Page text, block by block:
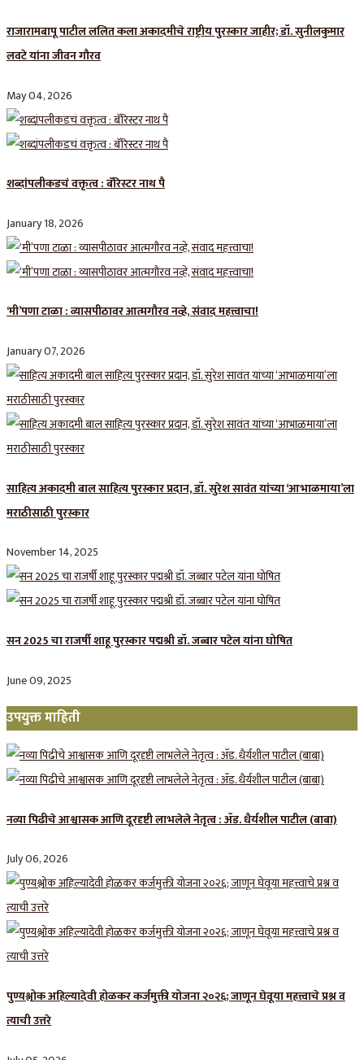
राजारामबापू पाटील ललित कला अकादमीचे राष्ट्रीय पुरस्कार जाहीर; डॉ. सुनीलकुमार
लवटे यांना जीवन गौरव
May 04, 2026
शब्दांपलीकडचं वक्तृत्व : बॅरिस्टर नाथ पै
January 18, 2026
‘मी’पणा टाळा : व्यासपीठावर आत्मगौरव नव्हे, संवाद महत्त्वाचा!
January 07, 2026
साहित्य अकादमी बाल साहित्य पुरस्कार प्रदान, डॉ. सुरेश सावंत यांच्या ‘आभाळमाया’ला
मराठीसाठी पुरस्कार
November 14, 2025
सन 2025 चा राजर्षी शाहू पुरस्कार प‌द्मश्री डॉ. जब्बार पटेल यांना घोषित
June 09, 2025
उपयुक्त माहिती
नव्या पिढीचे आश्वासक आणि दूरदृष्टी लाभलेले नेतृत्व : ॲड. धैर्यशील पाटील (बाबा)
July 06, 2026
पुण्यश्लोक अहिल्यादेवी होळकर कर्जमुक्ती योजना २०२६; जाणून घेवूया महत्त्वाचे प्रश्न व
त्याची उत्तरे